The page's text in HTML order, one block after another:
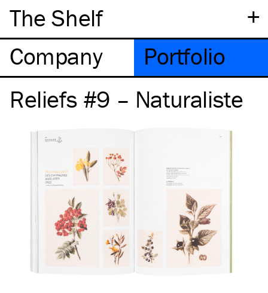
+
The Shelf
Company
Portfolio
Reliefs #9 – Naturaliste